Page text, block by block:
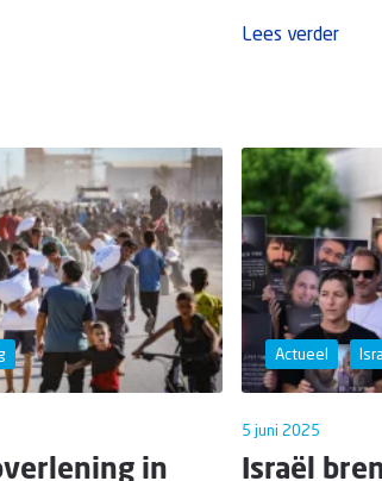
Lees verder
in
Actueel
5 juni 2025
Israël